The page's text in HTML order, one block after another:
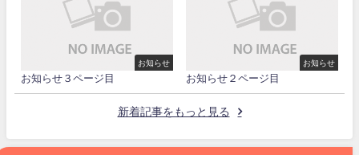
お知らせ
お知らせ３ページ目
お知らせ
お知らせ２ページ目
新着記事をもっと見る